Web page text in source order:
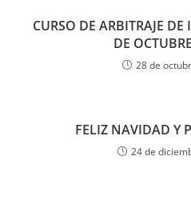
CURSO DE ARBITRAJE
DE
28 de
FELIZ NAVIDAD Y
24 de